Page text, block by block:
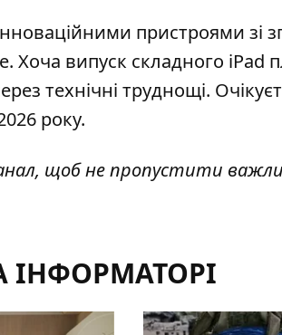
пристроями зі
. Хоча випуск складного iPad
технічні труднощі.
року.
, щоб не пропустити
ІНФОРМАТОРІ